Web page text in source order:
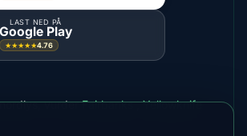
LAST NED PÅ
Google Play
★★★★★4.76
vurderFairbanks,Yellowknife